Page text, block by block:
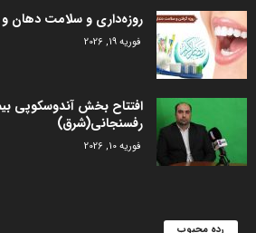
روزه‌داری و سلامت دهان و
فوریه 19, 2026
افتتاح بخش آندوسکوپی
رفسنجانی(شرق)
فوریه 10, 2026
رده محبوب